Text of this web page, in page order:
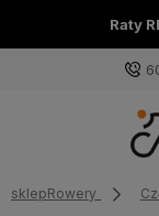
Raty
sklepRowery